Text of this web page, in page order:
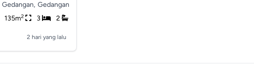
Gedangan, Gedangan
135m2 3 2
2 hari yang lalu